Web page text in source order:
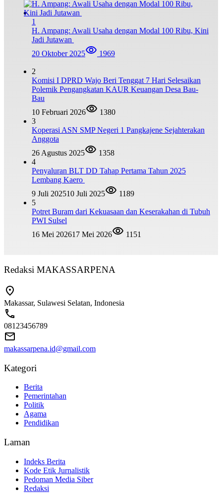
1
H. Ampang: Awali Usaha dengan Modal 100 Ribu, Kini
Jadi Jutawan
20 Oktober 2025
1969
2
Komisi I DPRD Wajo Beri Tenggat 7 Hari Selesaikan
Polemik Pengangkatan KAUR Keuangan Desa Bau-
Bau
10 Februari 2026
1380
3
Koperasi ASN SMP Negeri 1 Pangkajene Sejahterakan
Anggota
26 Agustus 2025
1358
4
Penyaluran BLT DD Tahap Pertama Tahun 2025
Lembang Kaero
9 Juli 202510 Juli 2025
1189
5
Potret Buram dari Kekuasaan dan Keserakahan di Tubuh
PWI Sulsel
16 Mei 202617 Mei 2026 1151
Redaksi MAKASSARPENA
Makassar, Sulawesi Selatan, Indonesia
08123456789
makassarpena.id@gmail.com
Kategori
Berita
Pemerintahan
Politik
Agama
Pendidikan
Laman
Indeks Berita
Kode Etik Jurnalistik
Pedoman Media Siber
Redaksi